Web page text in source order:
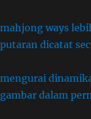
mahjong ways
putaran dicatat
mengurai
gambar dalam